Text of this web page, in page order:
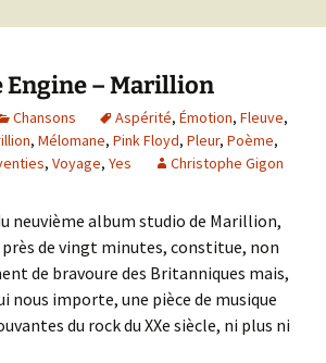
Engine – Marillion
Chansons Aspérité, Émotion, Fleuve,
, Mélomane, Pink Floyd, Pleur, Poème,
, Voyage, Yes Christophe Gigon
neuvième album studio de Marillion,
de vingt minutes, constitue, non
de bravoure des Britanniques mais,
nous importe, une pièce de musique
du rock du XXe siècle, ni plus ni